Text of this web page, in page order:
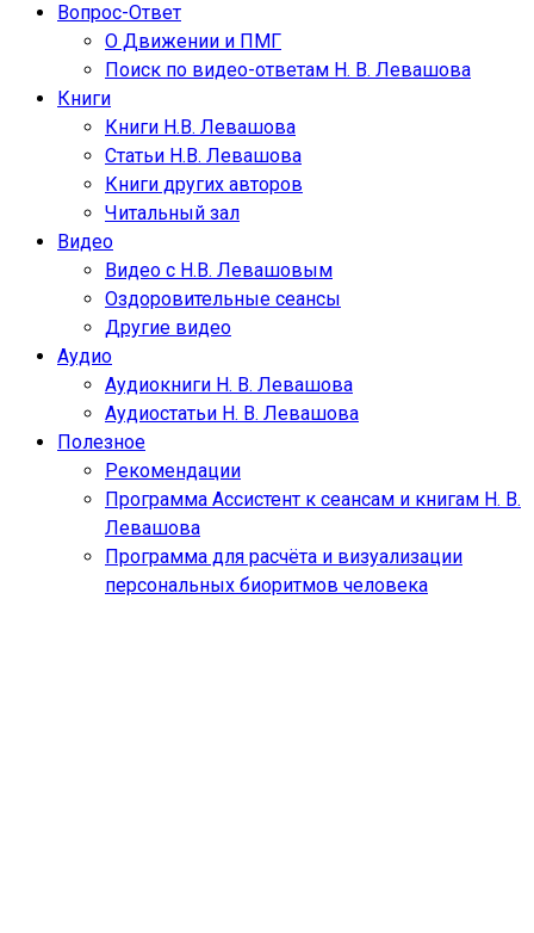
Вопрос-Ответ
О Движении и ПМГ
Поиск по видео-ответам Н. В. Левашова
Книги
Книги Н.В. Левашова
Статьи Н.В. Левашова
Книги других авторов
Читальный зал
Видео
Видео с Н.В. Левашовым
Оздоровительные сеансы
Другие видео
Аудио
Аудиокниги Н. В. Левашова
Аудиостатьи Н. В. Левашова
Полезное
Рекомендации
Программа Ассистент к сеансам и книгам Н. В.
Левашова
Программа для расчёта и визуализации
персональных биоритмов человека